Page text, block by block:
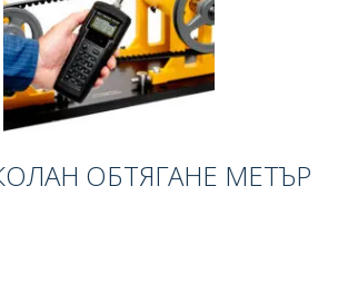
ОБТЯГАНЕ МЕТЪР